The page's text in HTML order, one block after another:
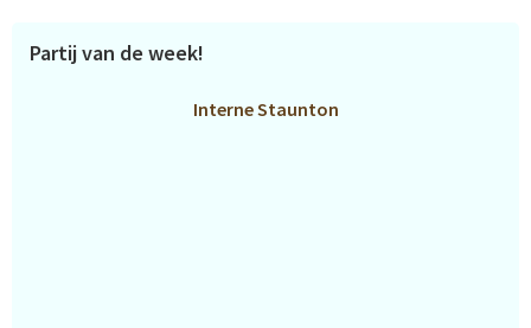
Partij van de week!
Interne Staunton